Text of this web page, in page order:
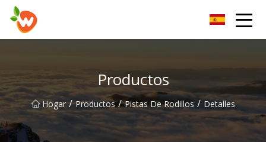
Grupo Co., Ltd del dispositivo de elevación de Henan
Productos
Hogar / Productos / Pistas De Rodillos / Detalles